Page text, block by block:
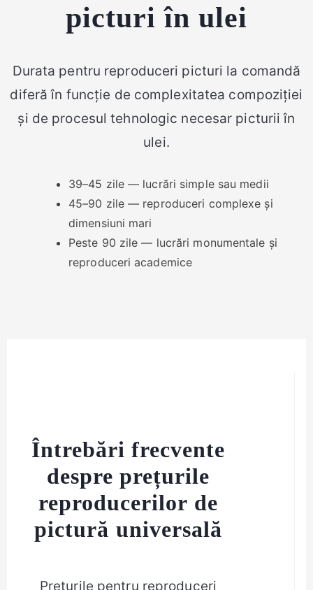
picturi în ulei
Durata pentru reproduceri picturi la comandă
diferă în funcție de complexitatea compoziției
și de procesul tehnologic necesar picturii în
ulei.
39–45 zile — lucrări simple sau medii
45–90 zile — reproduceri complexe și
dimensiuni mari
Peste 90 zile — lucrări monumentale și
reproduceri academice
Întrebări frecvente
despre prețurile
reproducerilor de
pictură universală
Prețurile pentru reproduceri